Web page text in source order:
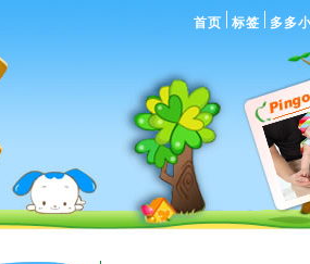
首页 标签 多多